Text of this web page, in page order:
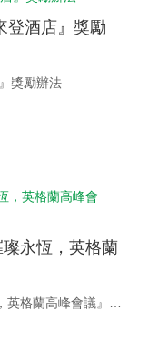
登酒店』獎勵
獎勵辦法
永恆，英格蘭
2019年上半年『英倫風情、璀璨永恆，英格蘭高峰會議』競賽獎勵辦法